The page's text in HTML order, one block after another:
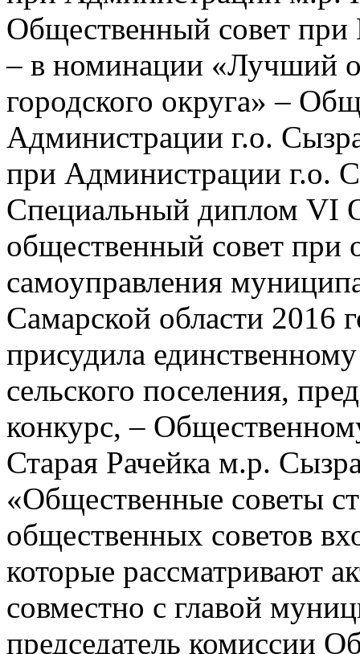
Общественный совет при
– в номинации «Лучший
городского округа» –
Администрации г.о.
при Администрации г.о.
Специальный диплом VI
общественный совет при
самоуправления
Самарской области 2016
присудила
сельского поселения,
конкурс, –
Старая Рачейка м.р.
«Общественные советы
общественных советов
которые рассматривают
совместно с главой
председатель комиссии